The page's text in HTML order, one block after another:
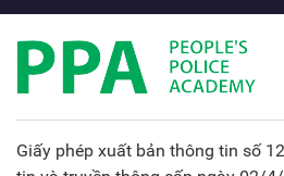
Giấy phép xuất bản thông tin số